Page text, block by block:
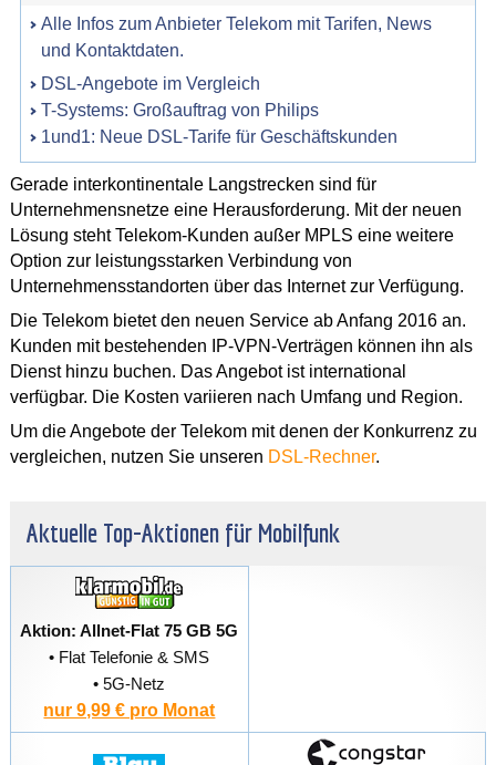
Alle Infos zum Anbieter Telekom mit Tarifen, News
und Kontaktdaten.
DSL-Angebote im Vergleich
T-Systems: Großauftrag von Philips
1und1: Neue DSL-Tarife für Geschäftskunden
Gerade interkontinentale Langstrecken sind für
Unternehmensnetze eine Herausforderung. Mit der neuen
Lösung steht Telekom-Kunden außer MPLS eine weitere
Option zur leistungsstarken Verbindung von
Unternehmensstandorten über das Internet zur Verfügung.
Die Telekom bietet den neuen Service ab Anfang 2016 an.
Kunden mit bestehenden IP-VPN-Verträgen können ihn als
Dienst hinzu buchen. Das Angebot ist international
verfügbar. Die Kosten variieren nach Umfang und Region.
Um die Angebote der Telekom mit denen der Konkurrenz zu
vergleichen, nutzen Sie unseren DSL-Rechner.
Aktuelle Top-Aktionen für Mobilfunk
Aktion: Allnet-Flat 75 GB 5G
• Flat Telefonie & SMS
• 5G-Netz
nur 9,99 € pro Monat